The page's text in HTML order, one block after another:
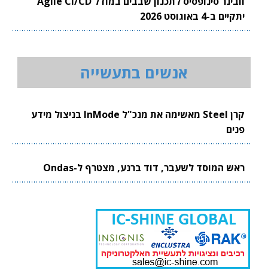
יתקיים ב-4 באוגוסט 2026
אנשים בתעשייה
קרן Steel מאשימה את מנכ"ל InMode בניצול מידע
פנים
ראש המוסד לשעבר, דוד ברנע, מצטרף ל-Ondas